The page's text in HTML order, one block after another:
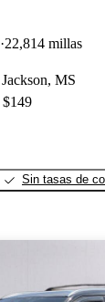
22,814 millas
MS
Sin tasas de